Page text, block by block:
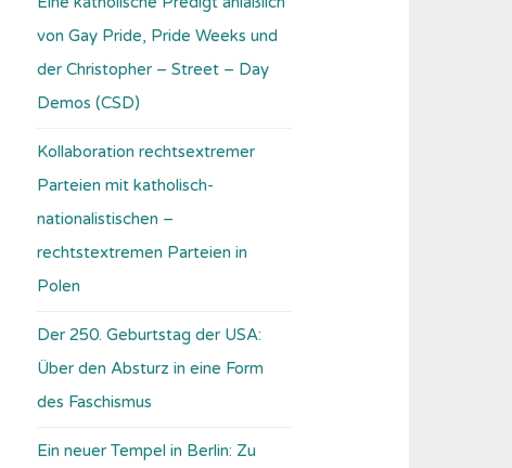
von Gay Pride, Pride Weeks und
der Christopher – Street – Day
Demos (CSD)
Kollaboration rechtsextremer
Parteien mit katholisch-
nationalistischen –
rechtstextremen Parteien in
Polen
Der 250. Geburtstag der USA:
Über den Absturz in eine Form
des Faschismus
Ein neuer Tempel in Berlin: Zu